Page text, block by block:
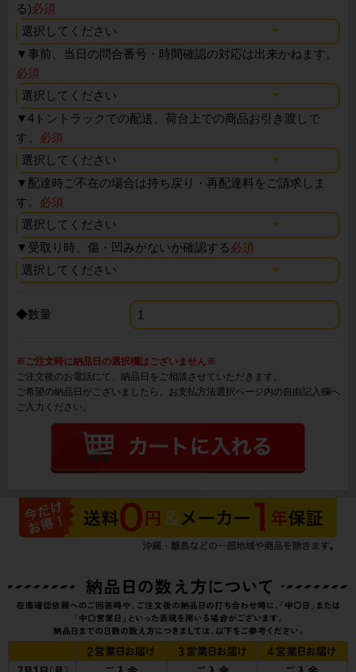
る)必須
▼事前、当日の問合番号・時間確認の対応は出来かねます。
必須
▼4トントラックでの配送、荷台上での商品お引き渡しで
す。 必須
▼ 配達時ご不在の場合は持ち戻り・再配達料をご請求しま
す。 必須
▼ 受取り時、傷・凹みがないか確認する必須
◆数量
※ご注文時に納品日の選択欄はございません※
ご注文後のお電話にて、納品日をご相談させていただきます。
ご希望の納品日がございましたら、お支払方法選択ページ内の自由記入欄へ
ご入力ください。